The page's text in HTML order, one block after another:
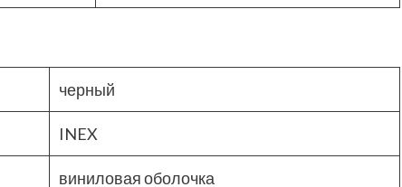
черный
INEX
виниловая оболочка